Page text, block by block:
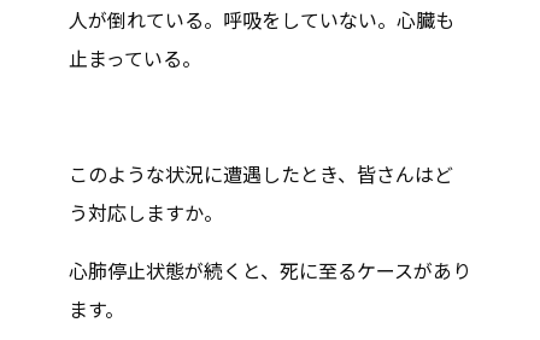
人が倒れている。呼吸をしていない。心臓も
止まっている。
このような状況に遭遇したとき、皆さんはど
う対応しますか。
心肺停止状態が続くと、死に至るケースがあり
ます。